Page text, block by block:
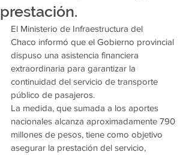
prestación.
El Ministerio de Infraestructura del
Chaco informó que el Gobierno provincial
dispuso una asistencia financiera
extraordinaria para garantizar la
continuidad del servicio de transporte
público de pasajeros.
La medida, que sumada a los aportes
nacionales alcanza aproximadamente 790
millones de pesos, tiene como objetivo
asegurar la prestación del servicio,